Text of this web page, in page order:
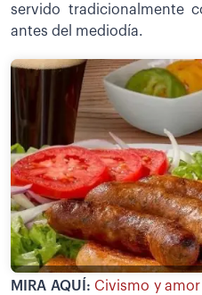
servido tradicionalmente
antes del mediodía.
MIRA AQUÍ: Civismo y